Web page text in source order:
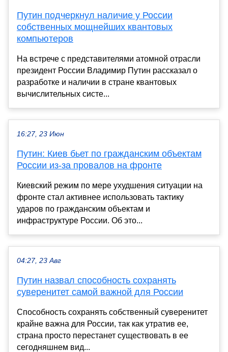
Путин подчеркнул наличие у России
собственных мощнейших квантовых
компьютеров
На встрече с представителями атомной отрасли
президент России Владимир Путин рассказал о
разработке и наличии в стране квантовых
вычислительных систе...
16:27, 23 Июн
Путин: Киев бьет по гражданским объектам
России из-за провалов на фронте
Киевский режим по мере ухудшения ситуации на
фронте стал активнее использовать тактику
ударов по гражданским объектам и
инфраструктуре России. Об это...
04:27, 23 Авг
Путин назвал способность сохранять
суверенитет самой важной для России
Способность сохранять собственный суверенитет
крайне важна для России, так как утратив ее,
страна просто перестанет существовать в ее
сегодняшнем вид...